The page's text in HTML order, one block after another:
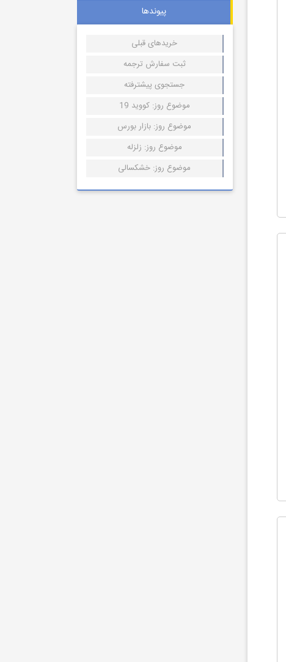
پیوندها
خریدهای قبلی
ثبت سفارش ترجمه
جستجوی پیشترفته
موضوع روز: کووید 19
موضوع روز: بازار بورس
موضوع روز: زلزله
موضوع روز: خشکسالی